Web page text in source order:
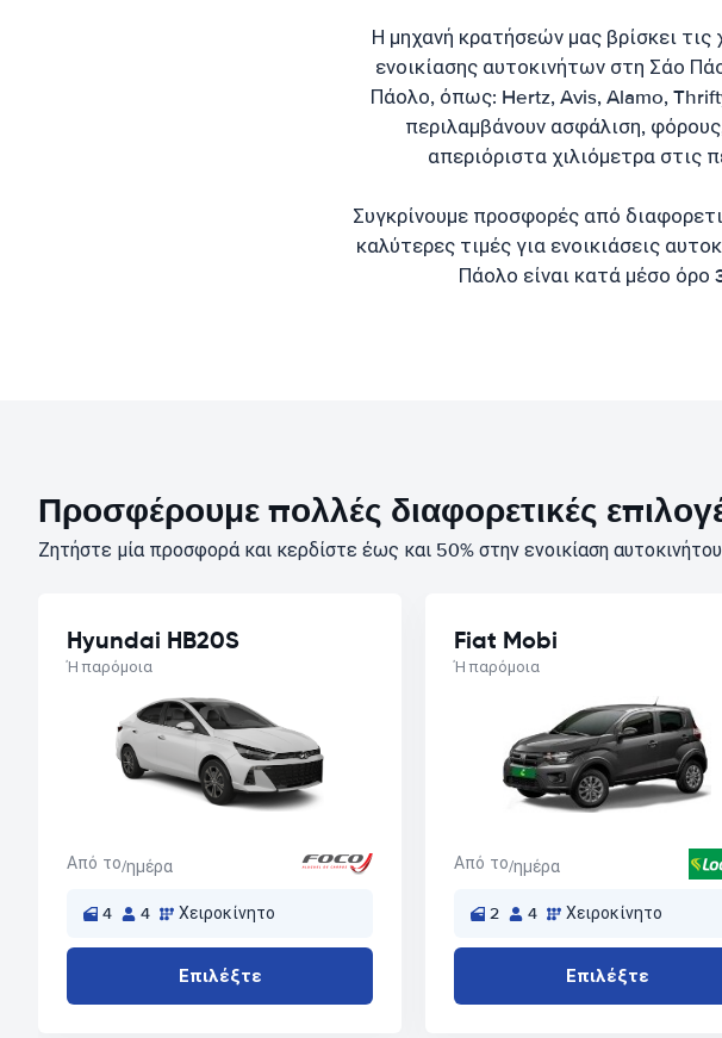
Η μηχανή κρατήσεών μας βρίσκει
ενοικίασης αυτοκινήτων στη Σάο
Πάολο, όπως: Hertz, Avis, Alamo,
περιλαμβάνουν ασφάλιση,
απεριόριστα χιλιόμετρα στις
Συγκρίνουμε προσφορές από
καλύτερες τιμές για ενοικιάσεις
Πάολο είναι κατά μέσο
Προσφέρουμε πολλές διαφορετικές
Ζητήστε μία προσφορά και κερδίστε έως και 50% στην ενοικίαση
Hyundai HB20S
Ή παρόμοια
Από το/ημέρα
4 4 Χειροκίνητο
Επιλέξτε
Fiat Mobi
Ή παρόμοια
Από το/ημέρα
2 4 Χειροκίνητο
Επιλέξτε